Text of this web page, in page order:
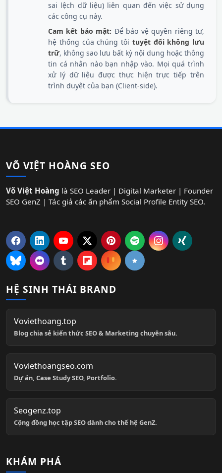
sai lệch dữ liệu) liên quan đến việc sử dụng
các công cụ này.
Cam kết bảo mật: Để bảo vệ quyền riêng tư,
hệ thống của chúng tôi tuyệt đối không lưu
trữ, không sao lưu bất kỳ nội dung hoặc thông
tin cá nhân nào bạn nhập vào. Mọi quá trình
xử lý dữ liệu được thực hiện trực tiếp trên
trình duyệt của bạn (Client-side).
VÕ VIỆT HOÀNG SEO
Võ Việt Hoàng là SEO Leader | Digital Marketer | Founder
SEO GenZ | Tác giả các ấn phẩm Social Profile Entity SEO.
HỆ SINH THÁI BRAND
Voviethoang.top
Blog chia sẻ kiến thức SEO & Marketing chuyên sâu.
Voviethoangseo.com
Dự án, Case Study SEO, Portfolio.
Seogenz.top
Cộng đồng học tập SEO dành cho thế hệ GenZ.
KHÁM PHÁ